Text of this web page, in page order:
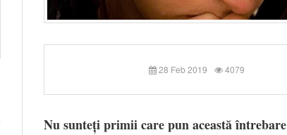
28 Feb 2019 4079
Nu sunteți primii care pun această întrebare